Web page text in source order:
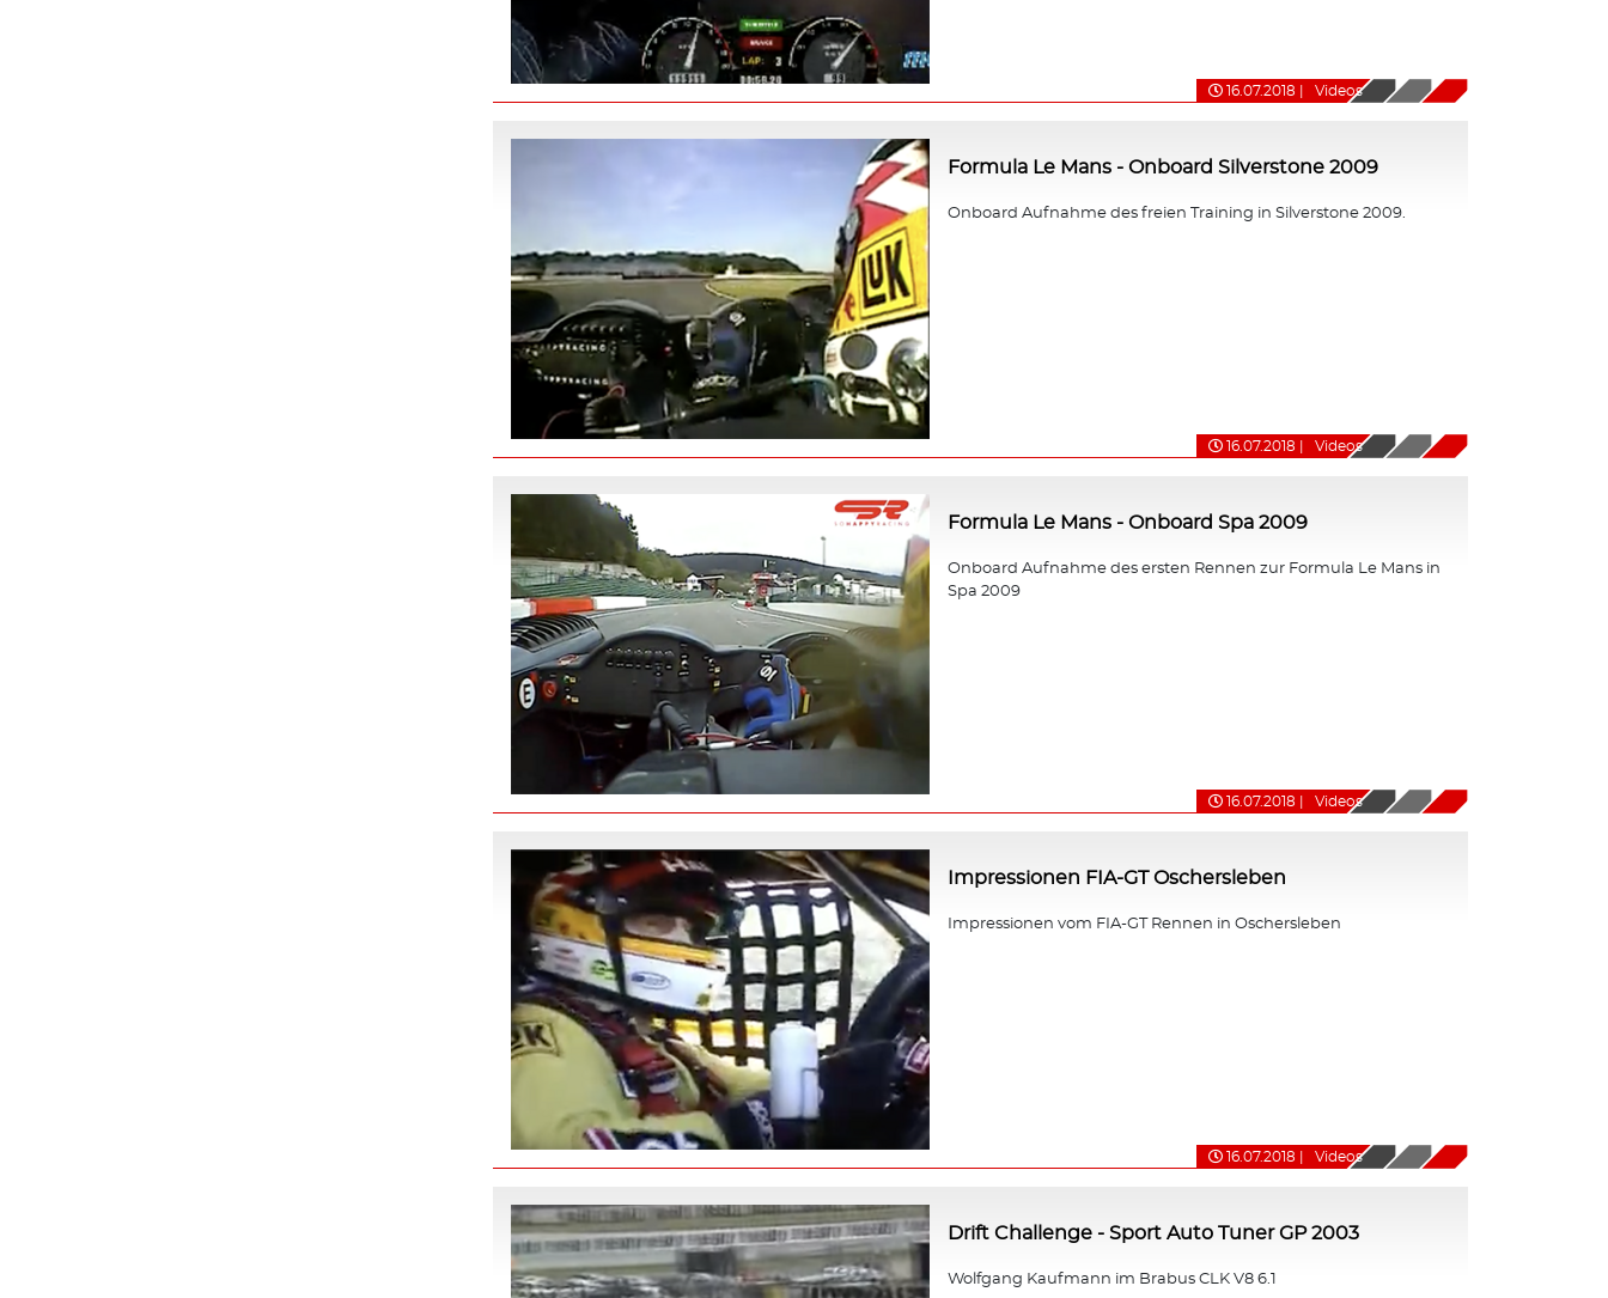
16.07.2018 Videos
Formula Le Mans - Onboard Silverstone 2009
Onboard Aufnahme des freien Training in Silverstone 2009.
16.07.2018 Videos
Formula Le Mans - Onboard Spa 2009
Onboard Aufnahme des ersten Rennen zur Formula Le Mans in
Spa 2009
16.07.2018 Videos
Impressionen FIA-GT Oschersleben
Impressionen vom FIA-GT Rennen in Oschersleben
16.07.2018 Videos
Drift Challenge - Sport Auto Tuner GP 2003
Wolfgang Kaufmann im Brabus CLK V8 6.1